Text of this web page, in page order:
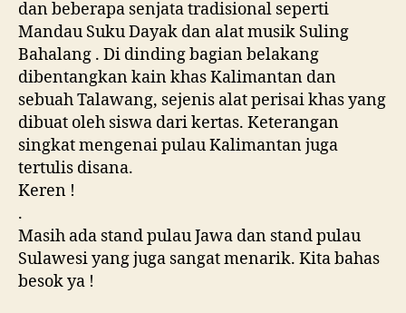
dan beberapa senjata tradisional seperti
Mandau Suku Dayak dan alat musik Suling
Bahalang . Di dinding bagian belakang
dibentangkan kain khas Kalimantan dan
sebuah Talawang, sejenis alat perisai khas yang
dibuat oleh siswa dari kertas. Keterangan
singkat mengenai pulau Kalimantan juga
tertulis disana.
Keren !
.
Masih ada stand pulau Jawa dan stand pulau
Sulawesi yang juga sangat menarik. Kita bahas
besok ya !